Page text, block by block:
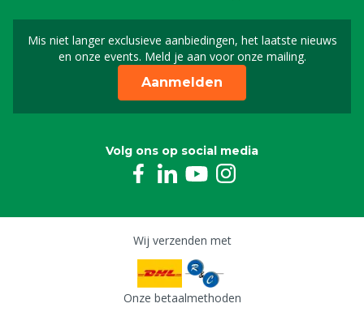
Mis niet langer exclusieve aanbiedingen, het laatste nieuws
en onze events. Meld je aan voor onze mailing.
Schrijf je in voor onze
Aanmelden
Volg ons op social media
Wij verzenden met
Onze betaalmethoden